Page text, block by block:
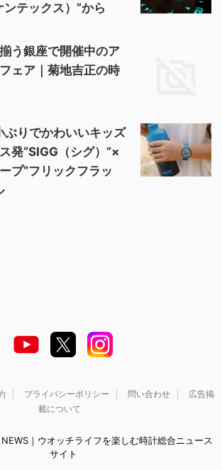
ンテックス）”から
う銀座で開催中のア
ェア｜菊地吉正の時
ぶりでかわいいキッズ
発“SIGG（シグ）”×
プ“フリックフラッ
プライバシーポリシー 問い合わせ
広告掲
載について
｜ウオッチライフを楽しむ時計総合ニュース
サイト